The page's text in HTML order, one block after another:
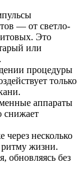
— от светло-
Это
или
процедуры
только
аппараты
снижает
несколько
жизни.
обновляясь без